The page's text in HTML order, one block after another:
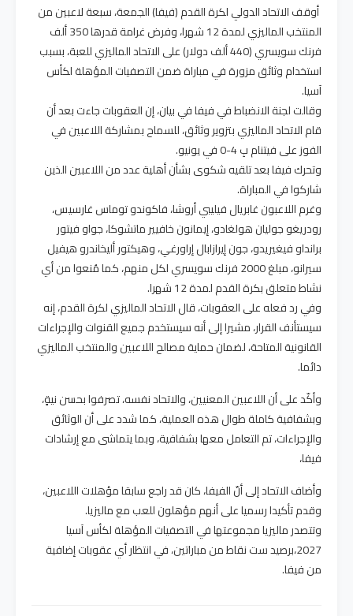
أوقف الاتحاد الدولي لكرة القدم (فيفا) الجمعة، سبعة لاعبين من
المنتخب الماليزي لمدة 12 شهرا، وفرض غرامة قدرها 350 ألف
فرنك سويسري (440 ألف دولار) على الاتحاد الماليزي للعبة، بسبب
استخدام وثائق مزورة في مباراة ضمن التصفيات المؤهلة لكأس
آسيا.
وقالت لجنة الانضباط في فيفا في بيان، إن العقوبات جاءت بعد أن
قام الاتحاد الماليزي بتزوير وثائق، للسماح بمشاركة اللاعبين في
الفوز على فيتنام بِ 4-0 في يونيو.
وتحرك فيفا بعد تلقيه شكوى بشأن أهلية عدد من اللاعبين الذين
شاركوا في المباراة.
وغرم اللاعبون غابريال فيليبي أروشا، فاكوندو توماس غارسيس،
رودريغو جوليان هولغادو، إيمانون خافيير ماتشوكا، جواو فيتور
برانداو فيغيريدو، جون إيرازابال إراورغي، وهيكتور أليخاندرو هيفيل
سيرانو، مبلغ 2000 فرنك سويسري لكل منهم، كما مُنعوا من أي
نشاط متعلق بكرة القدم لمدة 12 شهرا.
وفي رد فعله على العقوبات، قال الاتحاد الماليزي لكرة القدم، إنه
سيستأنف القرار، مشيرا إلى أنه سيستخدم جميع القنوات والإجراءات
القانونية المتاحة، لضمان حماية مصالح اللاعبين والمنتخب الماليزي
دائما.
وأكّد على أن اللاعبين المعنيين، والاتحاد نفسه، تصرفوا بحسن نيةٍ،
وبشفافية كاملة طوال هذه العملية، كما شدد على أن الوثائق
والإجراءات، تم التعامل معها بشفافية، وبما يتماشى مع إرشادات
فيفا،
وأضاف الاتحاد إلى أنّ الفيفا، كان قد راجع سابقا مؤهلات اللاعبين،
وقدم تأكيدا رسميا على أنهم مؤهلون للعب مع ماليزيا.
وتتصدر ماليزيا مجموعتها في التصفيات المؤهلة لكأس آسيا
2027،برصيد ست نقاط من مباراتين، في انتظار أي عقوبات إضافية
من فيفا.